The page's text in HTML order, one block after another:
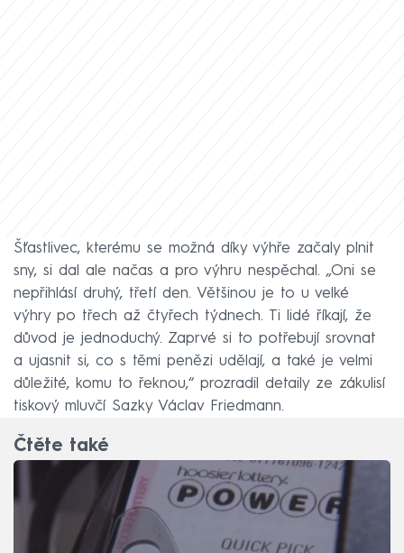
Šťastlivec, kterému se možná díky výhře začaly plnit
sny, si dal ale načas a pro výhru nespěchal. „Oni se
nepřihlásí druhý, třetí den. Většinou je to u velké
výhry po třech až čtyřech týdnech. Ti lidé říkají, že
důvod je jednoduchý. Zaprvé si to potřebují srovnat
a ujasnit si, co s těmi penězi udělají, a také je velmi
důležité, komu to řeknou,“ prozradil detaily ze zákulisí
tiskový mluvčí Sazky Václav Friedmann.
Čtěte také